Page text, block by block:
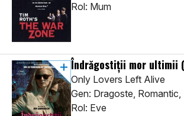
Rol: Mum
Îndrăgostiții mor ultimii
Only Lovers Left Alive
Gen: Dragoste, Romantic,
Rol: Eve